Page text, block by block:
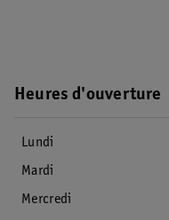
Heures d'ouverture
Lundi
Mardi
Mercredi